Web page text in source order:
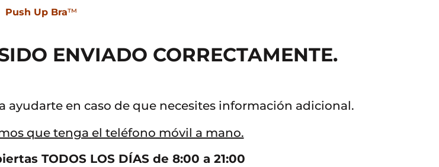
Push Up Bra™
ENVIADO CORRECTAMENTE.
ayudarte en caso de que necesites información adicional.
que tenga el teléfono móvil a mano.
TODOS LOS DÍAS de 8:00 a 21:00